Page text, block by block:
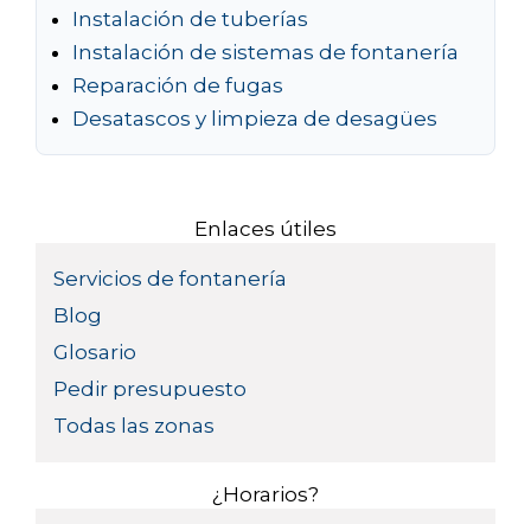
Instalación de tuberías
Instalación de sistemas de fontanería
Reparación de fugas
Desatascos y limpieza de desagües
Enlaces útiles
Servicios de fontanería
Blog
Glosario
Pedir presupuesto
Todas las zonas
¿Horarios?